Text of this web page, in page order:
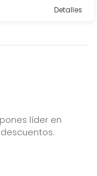
Detalles
líder en